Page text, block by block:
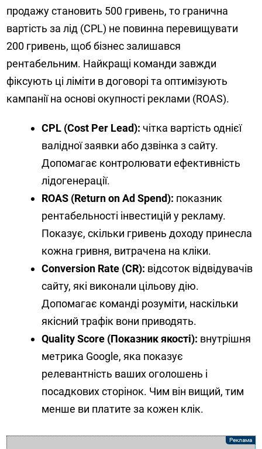
продажу становить 500 гривень, то гранична
вартість за лід (CPL) не повинна перевищувати
200 гривень, щоб бізнес залишався
рентабельним. Найкращі команди завжди
фіксують ці ліміти в договорі та оптимізують
кампанії на основі окупності реклами (ROAS).
CPL (Cost Per Lead): чітка вартість однієї
валідної заявки або дзвінка з сайту.
Допомагає контролювати ефективність
лідогенерації.
ROAS (Return on Ad Spend): показник
рентабельності інвестицій у рекламу.
Показує, скільки гривень доходу принесла
кожна гривня, витрачена на кліки.
Conversion Rate (CR): відсоток відвідувачів
сайту, які виконали цільову дію.
Допомагає команді розуміти, наскільки
якісний трафік вони приводять.
Quality Score (Показник якості): внутрішня
метрика Google, яка показує
релевантність ваших оголошень і
посадкових сторінок. Чим він вищий, тим
менше ви платите за кожен клік.